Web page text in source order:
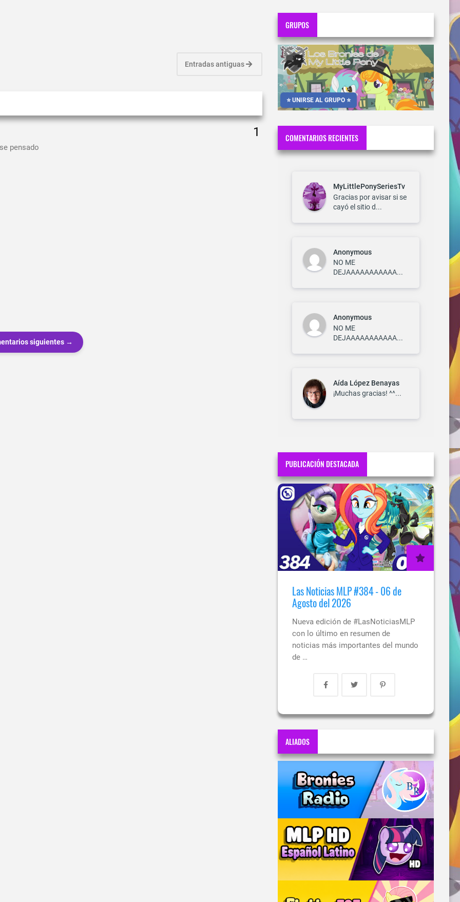
Entradas antiguas
pensado
siguientes →
GRUPOS
⭐ UNIRSE AL GRUPO ⭐
COMENTARIOS RECIENTES
MyLittlePonySeriesTv
Gracias por avisar si se
cayó el sitio d...
Anonymous
NO ME
DEJAAAAAAAAAAA...
Anonymous
NO ME
DEJAAAAAAAAAAA...
Aída López Benayas
¡Muchas gracias! ^^...
PUBLICACIÓN DESTACADA
Las Noticias MLP #384 - 06 de
Agosto del 2026
Nueva edición de #LasNoticiasMLP
con lo último en resumen de
noticias más importantes del mundo
de …
ALIADOS